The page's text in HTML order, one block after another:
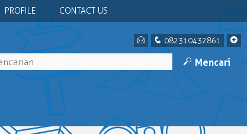
PROFILE CONTACT US
+
q 082310432861
E
M Mencari